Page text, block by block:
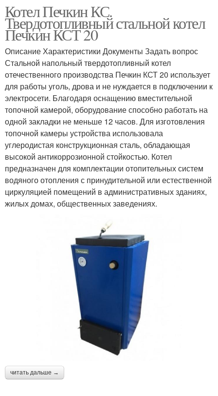
Котел Печкин КС.
Твердотопливный стальной котел
Печкин КСТ 20
Описание Характеристики Документы Задать вопрос
Стальной напольный твердотопливный котел
отечественного производства Печкин КСТ 20 использует
для работы уголь, дрова и не нуждается в подключении к
электросети. Благодаря оснащению вместительной
топочной камерой, оборудование способно работать на
одной закладки не меньше 12 часов. Для изготовления
топочной камеры устройства использовала
углеродистая конструкционная сталь, обладающая
высокой антикоррозионной стойкостью. Котел
предназначен для комплектации отопительных систем
водяного отопления с принудительной или естественной
циркуляцией помещений в административных зданиях,
жилых домах, общественных заведениях.
читать дальше →